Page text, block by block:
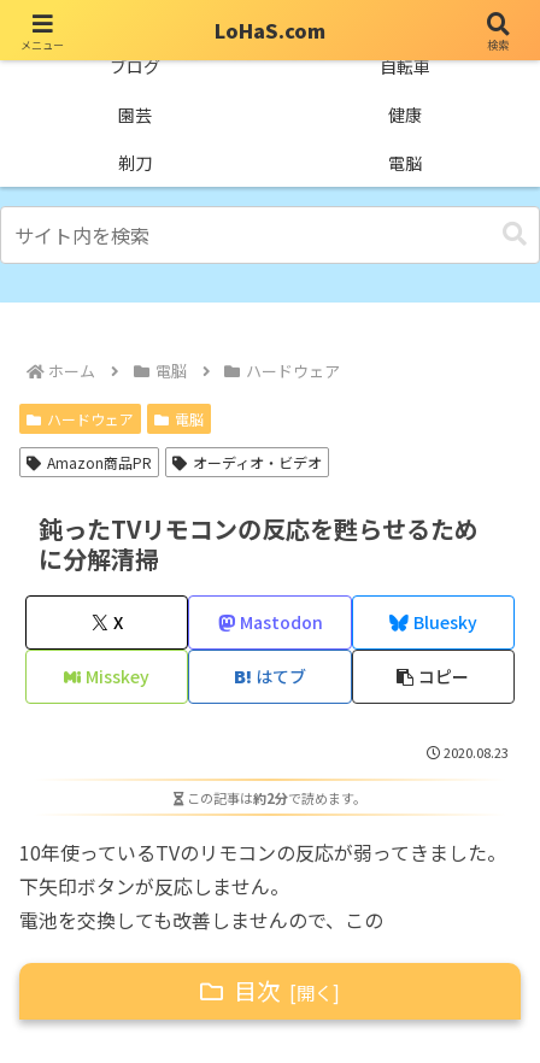
ブログ
自転車
園芸
健康
剃刀
電脳
ホーム 電脳 ハードウェア
ハードウェア 電脳
Amazon商品PR オーディオ・ビデオ
鈍ったTVリモコンの反応を甦らせるため
に分解清掃
X Mastodon Bluesky
Misskey はてブ コピー
2020.08.23
この記事は約2分で読めます。
10年使っているTVのリモコンの反応が弱ってきました。
下矢印ボタンが反応しません。
電池を交換しても改善しませんので、この
目次
メニュー
LoHaS.com
検索